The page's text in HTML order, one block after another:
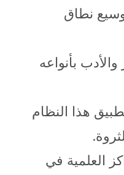
نطاق
بأنواعه
هذا النظام
العلمية في